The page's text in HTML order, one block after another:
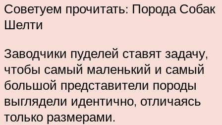
Советуем прочитать: Порода Собак
Шелти
Заводчики пуделей ставят задачу,
чтобы самый маленький и самый
большой представители породы
выглядели идентично, отличаясь
только размерами.